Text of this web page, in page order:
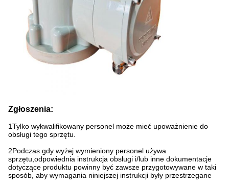
Zgłoszenia:
1Tylko wykwalifikowany personel może mieć upoważnienie do
obsługi tego sprzętu.
2Podczas gdy wyżej wymieniony personel używa
sprzętu,odpowiednia instrukcja obsługi i/lub inne dokumentacje
dotyczące produktu powinny być zawsze przygotowywane w taki
sposób, aby wymagania niniejszej instrukcji były przestrzegane